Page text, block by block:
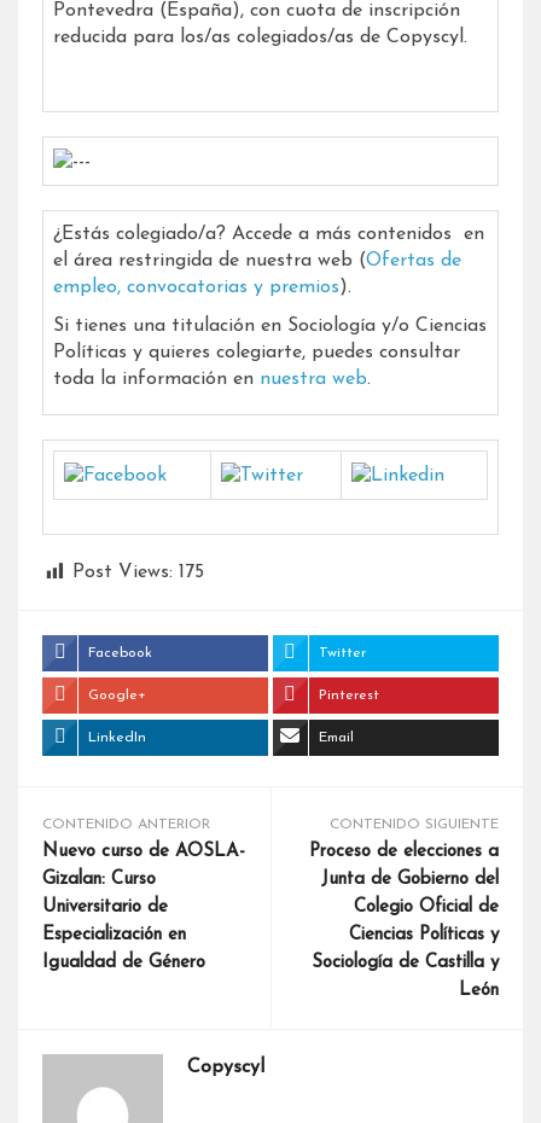
Pontevedra (España), con cuota de inscripción
reducida para los/as colegiados/as de Copyscyl.
¿Estás colegiado/a? Accede a más contenidos en
el área restringida de nuestra web (Ofertas de
empleo, convocatorias y premios).
Si tienes una titulación en Sociología y/o Ciencias
Políticas y quieres colegiarte, puedes consultar
toda la información en nuestra web.
Post Views: 175
Facebook Twitter
Google+ Pinterest
LinkedIn Email
CONTENIDO ANTERIOR
Nuevo curso de AOSLA-
Gizalan: Curso
Universitario de
Especialización en
Igualdad de Género
CONTENIDO SIGUIENTE
Proceso de elecciones a
Junta de Gobierno del
Colegio Oficial de
Ciencias Políticas y
Sociología de Castilla y
León
Copyscyl